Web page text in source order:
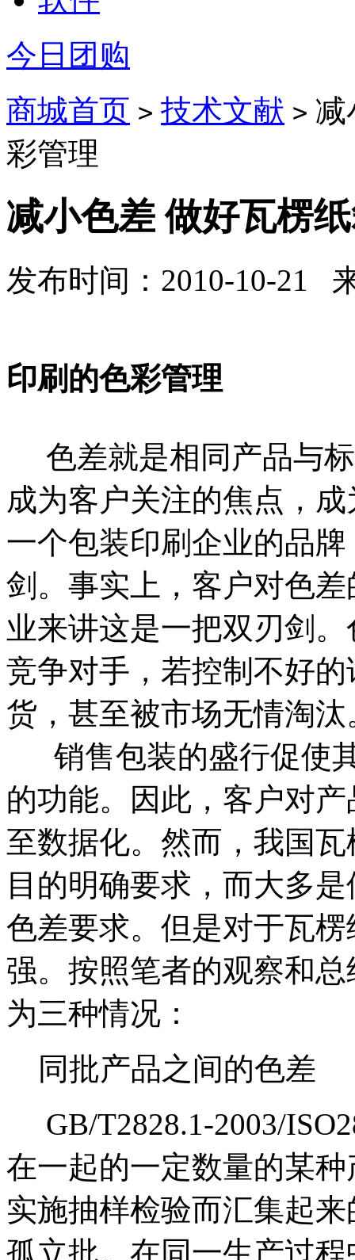
今日团购
商城首页 > 技术文献 > 减
彩管理
减小色差 做好瓦楞
发布时间：2010-10-21
印刷的色彩管理
色差就是相同产品与
成为客户关注的焦点，
一个包装印刷企业的品
剑。事实上，客户对色
业来讲这是一把双刃剑
竞争对手，若控制不好
货，甚至被市场无情淘
销售包装的盛行促使
的功能。因此，客户对
至数据化。然而，我国
目的明确要求，而大多
色差要求。但是对于瓦
强。按照笔者的观察和
为三种情况：
同批产品之间的色差
GB/T2828.1-2003/
在一起的一定数量的某
实施抽样检验而汇集起
孤立批。在同一生产过